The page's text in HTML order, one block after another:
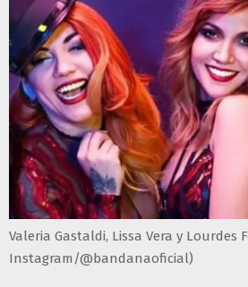
Valeria Gastaldi, Lissa Vera y Lourdes
Instagram/@bandanaoficial)